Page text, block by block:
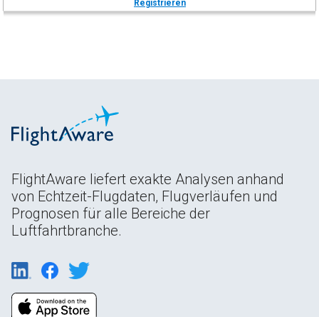
Registrieren
FlightAware liefert exakte Analysen anhand
von Echtzeit-Flugdaten, Flugverläufen und
Prognosen für alle Bereiche der
Luftfahrtbranche.